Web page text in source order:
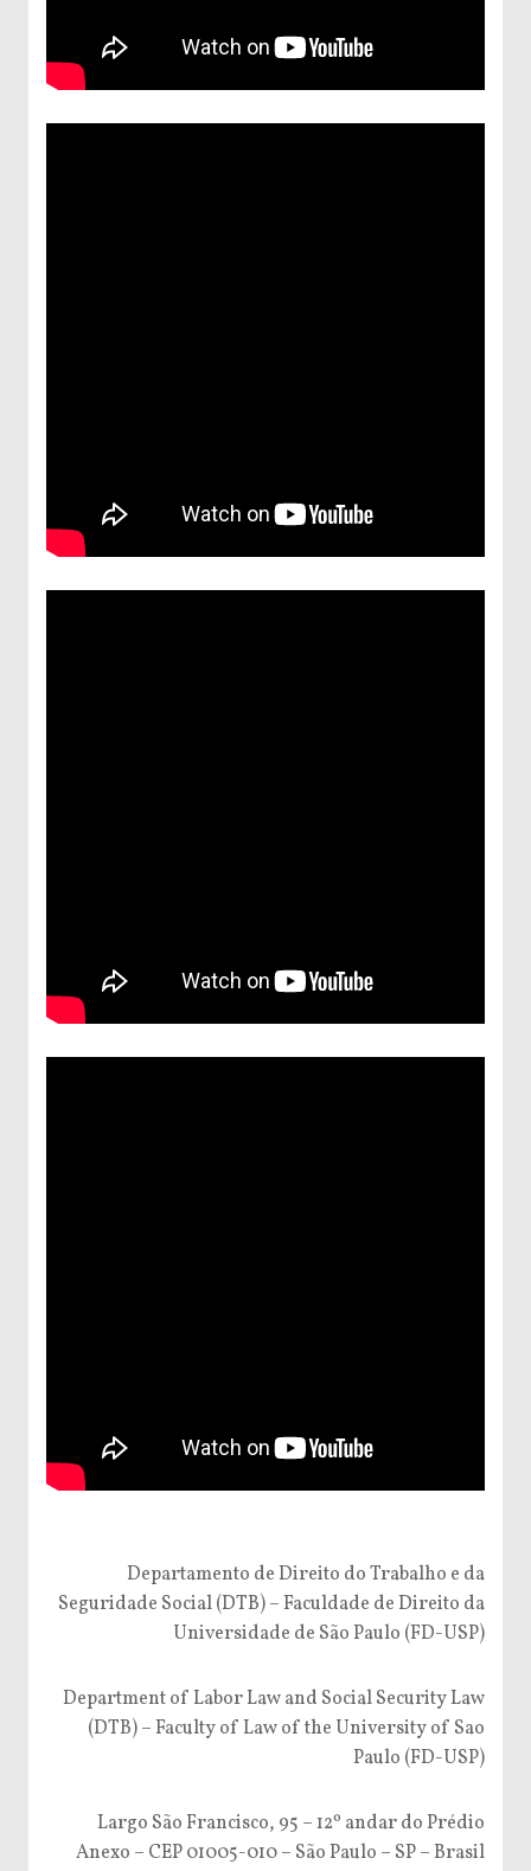
Departamento de Direito do Trabalho e da
Seguridade Social (DTB) – Faculdade de Direito da
Universidade de São Paulo (FD-USP)
Department of Labor Law and Social Security Law
(DTB) – Faculty of Law of the University of Sao
Paulo (FD-USP)
Largo São Francisco, 95 – 12º andar do Prédio
Anexo – CEP 01005-010 – São Paulo – SP – Brasil